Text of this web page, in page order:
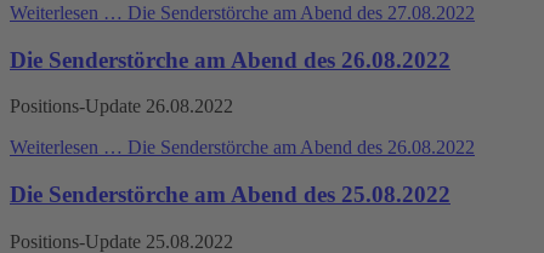
Weiterlesen … Die Senderstörche am Abend des 27.08.2022
Die Senderstörche am Abend des 26.08.2022
Positions-Update 26.08.2022
Weiterlesen … Die Senderstörche am Abend des 26.08.2022
Die Senderstörche am Abend des 25.08.2022
Positions-Update 25.08.2022